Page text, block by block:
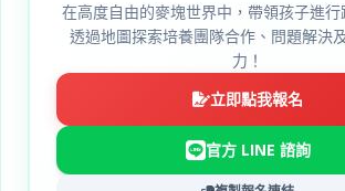
在高度自由的麥塊世界中，帶領孩子進行
透過地圖探索培養團隊合作、問題解決
力！
立即點我報名
官方 LINE 諮詢